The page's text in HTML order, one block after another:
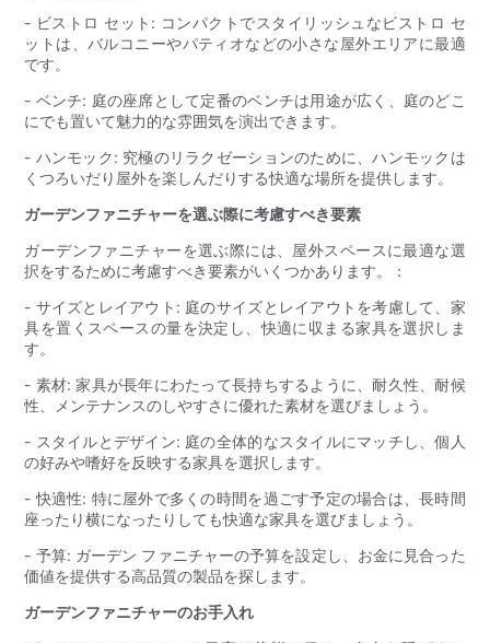
- ビストロ セット: コンパクトでスタイリッシュなビストロ セ
ットは、バルコニーやパティオなどの小さな屋外エリアに最適
です。
- ベンチ: 庭の座席として定番のベンチは用途が広く、庭のどこ
にでも置いて魅力的な雰囲気を演出できます。
- ハンモック: 究極のリラクゼーションのために、ハンモックは
くつろいだり屋外を楽しんだりする快適な場所を提供します。
ガーデンファニチャーを選ぶ際に考慮すべき要素
ガーデンファニチャーを選ぶ際には、屋外スペースに最適な選
択をするために考慮すべき要素がいくつかあります。：
- サイズとレイアウト: 庭のサイズとレイアウトを考慮して、家
具を置くスペースの量を決定し、快適に収まる家具を選択しま
す。
- 素材: 家具が長年にわたって長持ちするように、耐久性、耐候
性、メンテナンスのしやすさに優れた素材を選びましょう。
- スタイルとデザイン: 庭の全体的なスタイルにマッチし、個人
の好みや嗜好を反映する家具を選択します。
- 快適性: 特に屋外で多くの時間を過ごす予定の場合は、長時間
座ったり横になったりしても快適な家具を選びましょう。
- 予算: ガーデン ファニチャーの予算を設定し、お金に見合った
価値を提供する高品質の製品を探します。
ガーデンファニチャーのお手入れ